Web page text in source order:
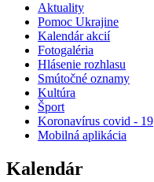
Aktuality
Pomoc Ukrajine
Kalendár akcií
Fotogaléria
Hlásenie rozhlasu
Smútočné oznamy
Kultúra
Šport
Koronavírus covid - 19
Mobilná aplikácia
Kalendár